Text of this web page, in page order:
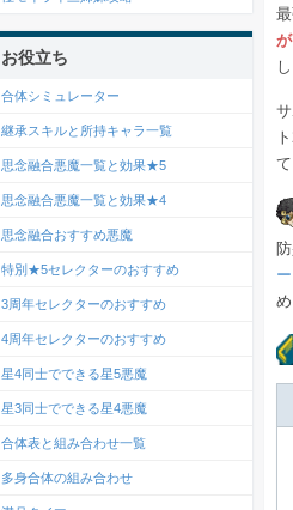
お役立ち
合体シミュレーター
継承スキルと所持キャラ一覧
思念融合悪魔一覧と効果★5
思念融合悪魔一覧と効果★4
思念融合おすすめ悪魔
特別★5セレクターのおすすめ
3周年セレクターのおすすめ
4周年セレクターのおすすめ
星4同士でできる星5悪魔
星3同士でできる星4悪魔
合体表と組み合わせ一覧
多身合体の組み合わせ